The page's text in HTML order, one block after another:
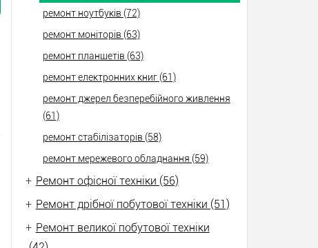
ремонт ноутбуків (72)
ремонт моніторів (63)
ремонт планшетів (63)
ремонт електронних книг (61)
ремонт джерел безперебійного живлення
(61)
ремонт стабілізаторів (58)
ремонт мережевого обладнання (59)
+ Ремонт офісної техніки (56)
+ Ремонт дрібної побутової техніки (51)
+ Ремонт великої побутової техніки